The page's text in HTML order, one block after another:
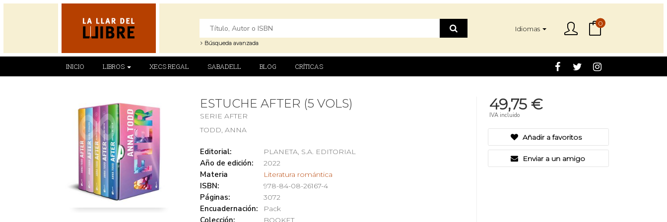
Búsqueda avanzada
Idiomas
0
INICIO LIBROS XECS REGAL SABADELL BLOG CRÍTICAS
ESTUCHE AFTER (5 VOLS)
SERIE AFTER
TODD, ANNA
Editorial: PLANETA, S.A. EDITORIAL
Año de edición: 2022
Materia Literatura romántica
ISBN: 978-84-08-26167-4
Páginas: 3072
Encuadernación: Pack
Colección: BOOKET
49,75 €
IVA incluido
Añadir a favoritos
Enviar a un amigo